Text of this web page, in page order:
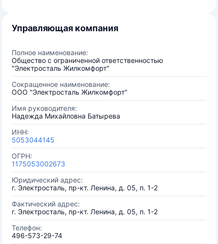
Управляющая компания
Полное наименование:
Общество с ограниченной ответственностью
"Электросталь Жилкомфорт"
Сокращенное наименование:
ООО "Электросталь Жилкомфорт"
Имя руководителя:
Надежда Михайловна Батырева
ИНН:
5053044145
ОГРН:
1175053002673
Юридический адрес:
г. Электросталь, пр-кт. Ленина, д. 05, п. 1-2
Фактический адрес:
г. Электросталь, пр-кт. Ленина, д. 05, п. 1-2
Телефон:
496-573-29-74